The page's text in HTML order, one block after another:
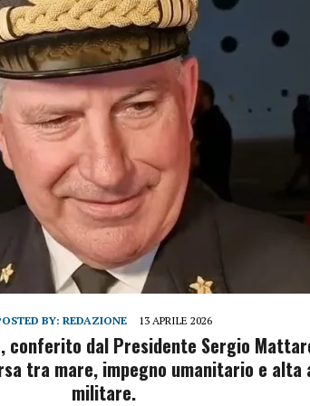
BY:REDAZIONE 13 APRILE 2026
dal Presidente Sergio
tra mare, impegno umanitario e alta
militare.